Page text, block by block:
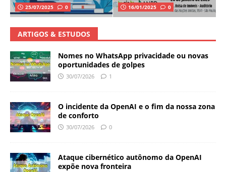
25/07/2025 0 16/01/2025 0
ARTIGOS & ESTUDOS
Nomes no WhatsApp privacidade ou novas
oportunidades de golpes
30/07/2026 1
O incidente da OpenAI e o fim da nossa zona
de conforto
30/07/2026 0
Ataque cibernético autônomo da OpenAI
expõe nova fronteira